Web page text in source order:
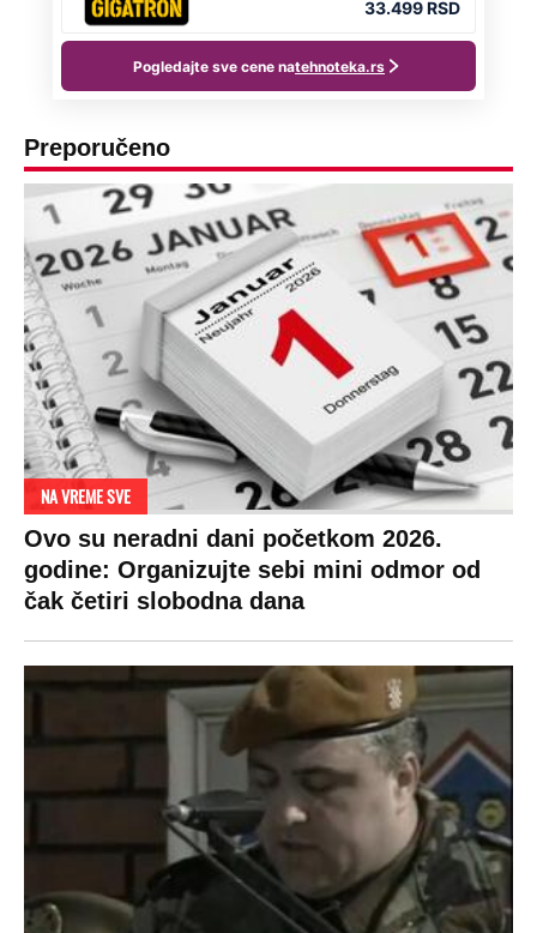
Preporučeno
NA VREME SVE
Ovo su neradni dani početkom 2026.
godine: Organizujte sebi mini odmor od
čak četiri slobodna dana